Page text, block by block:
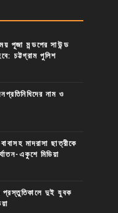
পূজা মন্ডপের সাউন্ড
চট্টগ্রাম পুলিশ
নাম ও
মাদরাসা ছাত্রীকে
একুশে মিডিয়া
প্রস্তুতিকালে দুই যুবক